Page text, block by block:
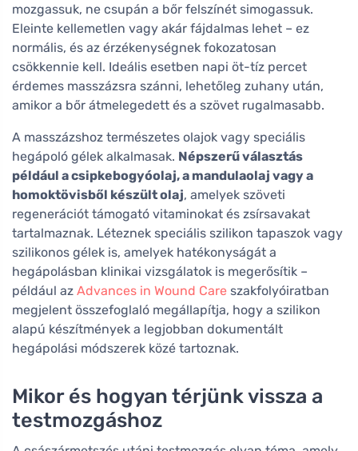
mozgassuk, ne csupán a bőr felszínét simogassuk.
Eleinte kellemetlen vagy akár fájdalmas lehet – ez
normális, és az érzékenységnek fokozatosan
csökkennie kell. Ideális esetben napi öt-tíz percet
érdemes masszázsra szánni, lehetőleg zuhany után,
amikor a bőr átmelegedett és a szövet rugalmasabb.
A masszázshoz természetes olajok vagy speciális
hegápoló gélek alkalmasak. Népszerű választás
például a csipkebogyóolaj, a mandulaolaj vagy a
homoktövisből készült olaj, amelyek szöveti
regenerációt támogató vitaminokat és zsírsavakat
tartalmaznak. Léteznek speciális szilikon tapaszok vagy
szilikonos gélek is, amelyek hatékonyságát a
hegápolásban klinikai vizsgálatok is megerősítik –
például az Advances in Wound Care szakfolyóiratban
megjelent összefoglaló megállapítja, hogy a szilikon
alapú készítmények a legjobban dokumentált
hegápolási módszerek közé tartoznak.
Mikor és hogyan térjünk vissza a
testmozgáshoz